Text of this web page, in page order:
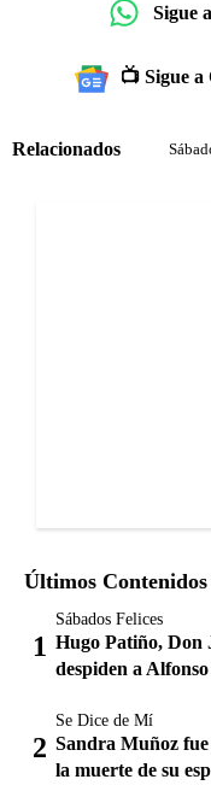
Sigue
📺 Sigue
Relacionados
Últimos Contenidos
Sábados Felices
Hugo Patiño, Don
despiden a
Se Dice de Mí
Sandra Muñoz
la muerte de su